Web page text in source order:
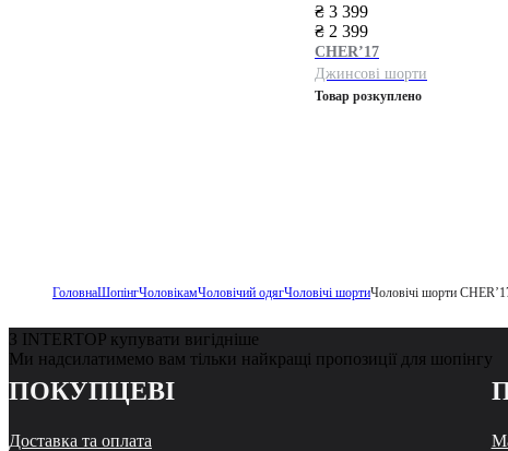
₴ 3 399
₴ 2 399
CHER’17
Джинсові шорти
Товар розкуплено
ГоловнаШопінгЧоловікамЧоловічий одягЧоловічі шортиЧоловічі шорти
З INTERTOP купувати вигідніше
Ми надсилатимемо вам тільки найкращі пропозиції для шопінгу
ПОКУПЦЕВІ
Доставка та оплата